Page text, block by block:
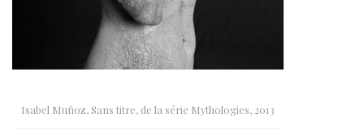
Isabel Muñoz, Sans titre, de la série Mythologies, 2013